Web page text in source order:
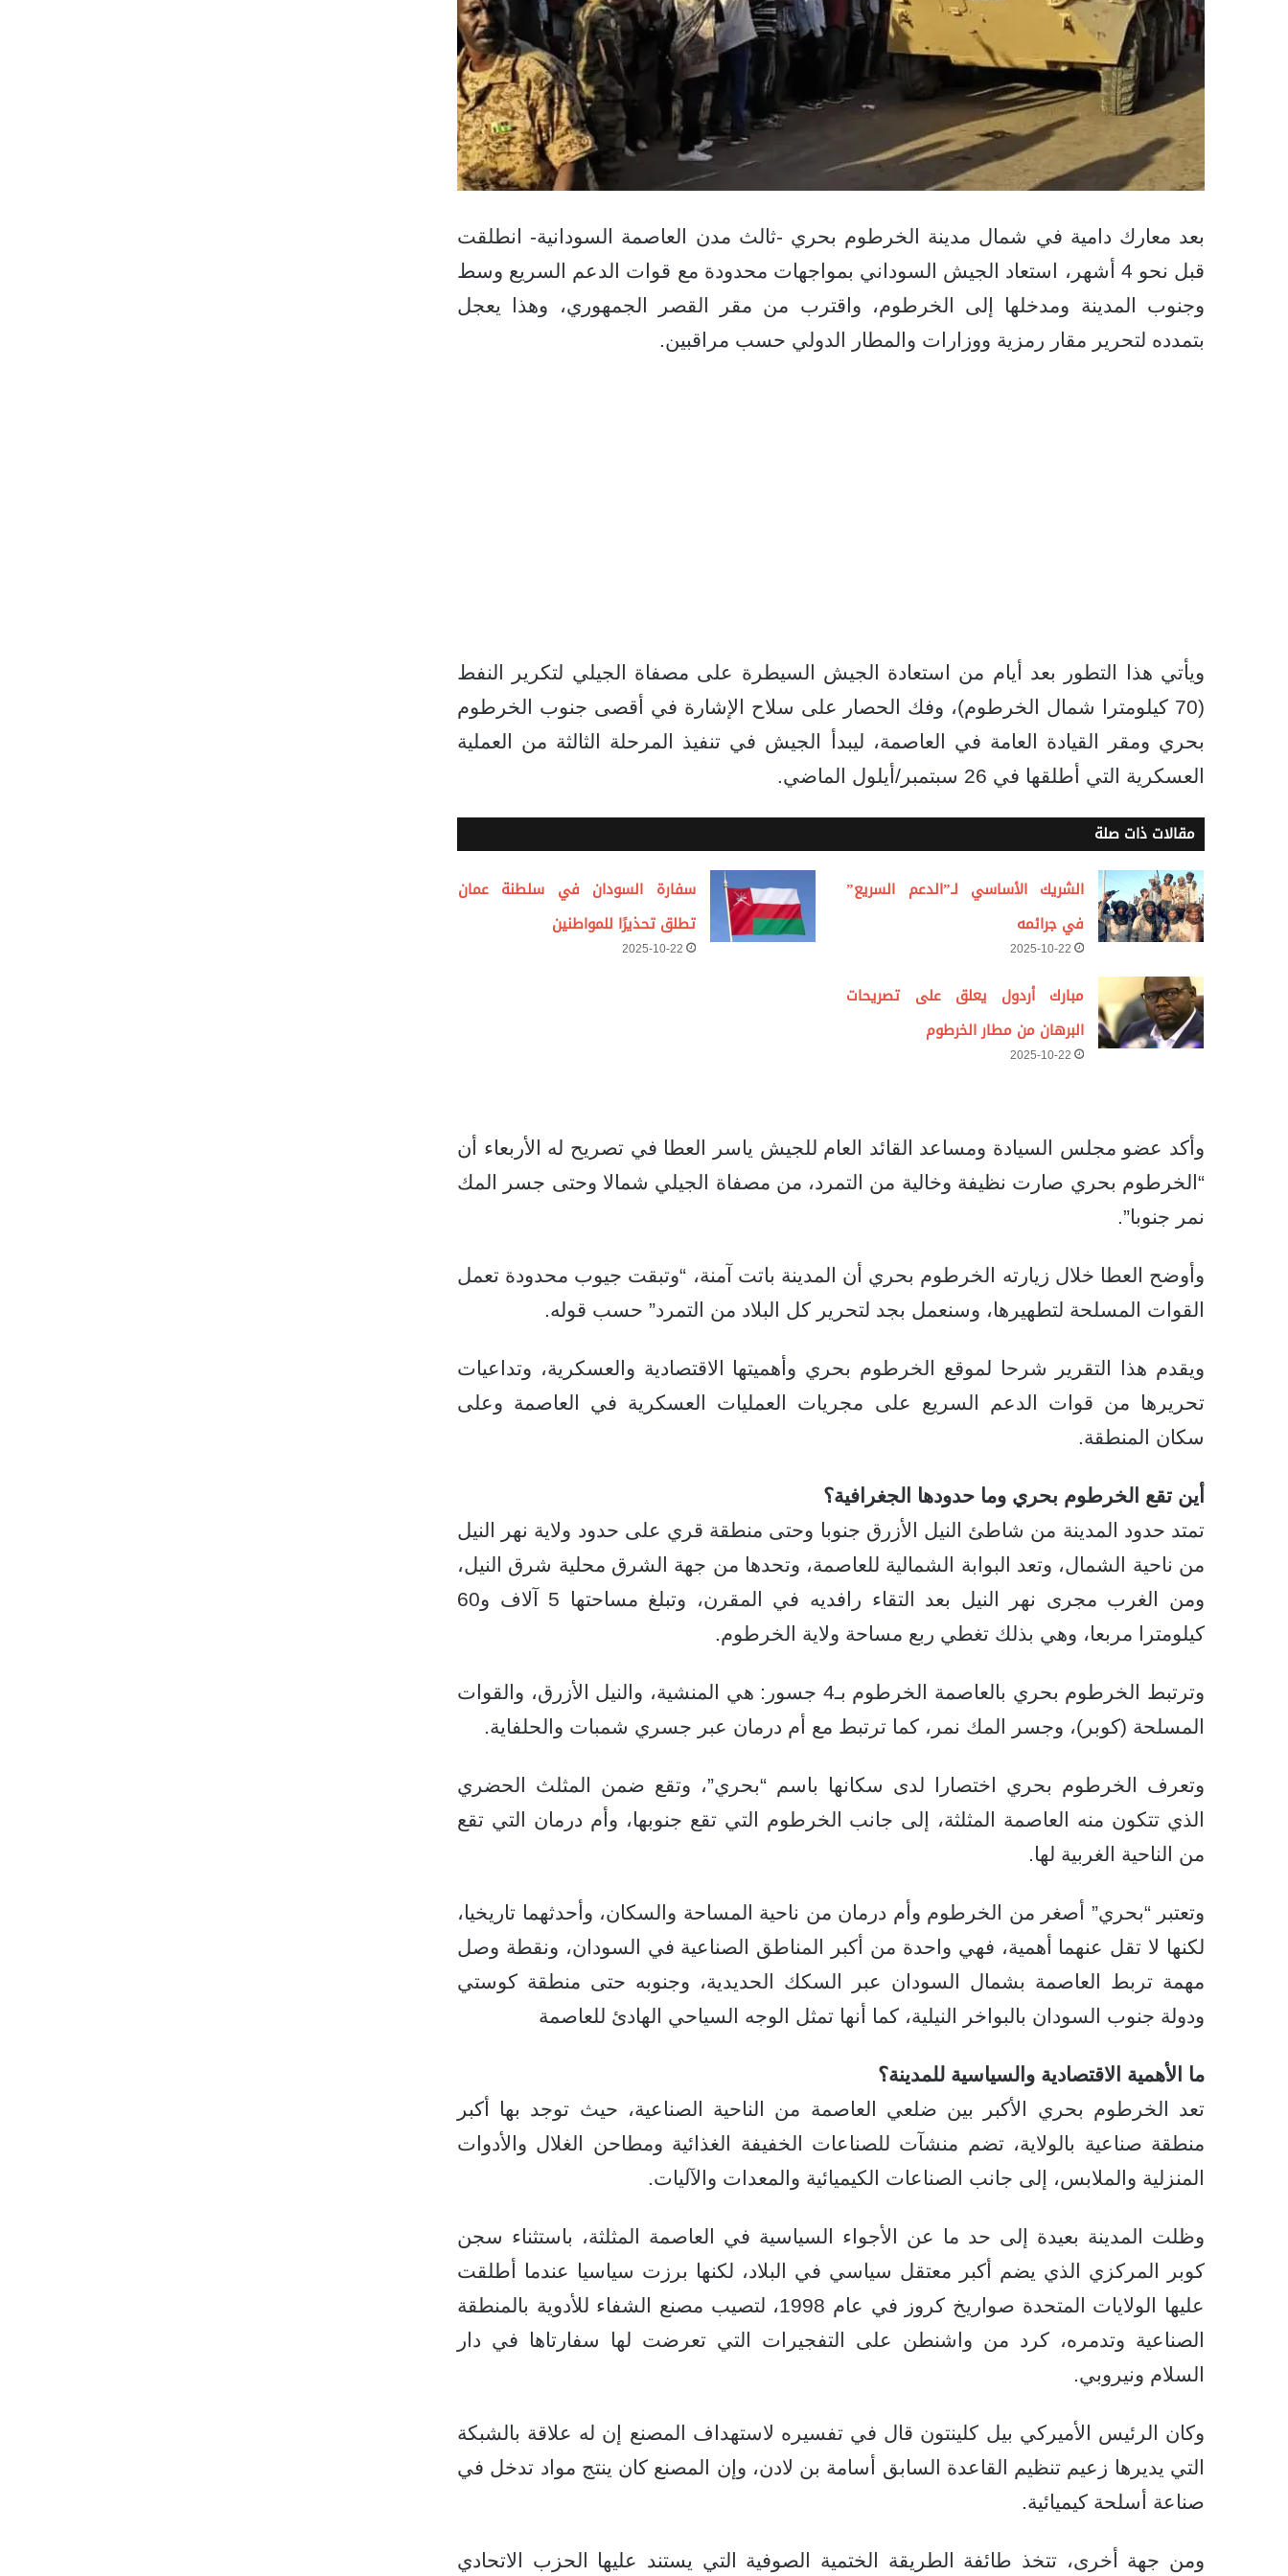
بعد معارك دامية في شمال مدينة الخرطوم بحري -ثالث مدن العاصمة السودانية- انطلقت
قبل نحو 4 أشهر، استعاد الجيش السوداني بمواجهات محدودة مع قوات الدعم السريع وسط
وجنوب المدينة ومدخلها إلى الخرطوم، واقترب من مقر القصر الجمهوري، وهذا يعجل
بتمدده لتحرير مقار رمزية ووزارات والمطار الدولي حسب مراقبين.
ويأتي هذا التطور بعد أيام من استعادة الجيش السيطرة على مصفاة الجيلي لتكرير النفط
(70 كيلومترا شمال الخرطوم)، وفك الحصار على سلاح الإشارة في أقصى جنوب الخرطوم
بحري ومقر القيادة العامة في العاصمة، ليبدأ الجيش في تنفيذ المرحلة الثالثة من العملية
العسكرية التي أطلقها في 26 سبتمبر/أيلول الماضي.
مقالات ذات صلة
الشريك الأساسي لـ”الدعم السريع”
في جرائمه
2025-10-22
سفارة السودان في سلطنة عمان
تطلق تحذيرًا للمواطنين
2025-10-22
مبارك أردول يعلق على تصريحات
البرهان من مطار الخرطوم
2025-10-22
وأكد عضو مجلس السيادة ومساعد القائد العام للجيش ياسر العطا في تصريح له الأربعاء أن
“الخرطوم بحري صارت نظيفة وخالية من التمرد، من مصفاة الجيلي شمالا وحتى جسر المك
نمر جنوبا”.
وأوضح العطا خلال زيارته الخرطوم بحري أن المدينة باتت آمنة، “وتبقت جيوب محدودة تعمل
القوات المسلحة لتطهيرها، وسنعمل بجد لتحرير كل البلاد من التمرد” حسب قوله.
ويقدم هذا التقرير شرحا لموقع الخرطوم بحري وأهميتها الاقتصادية والعسكرية، وتداعيات
تحريرها من قوات الدعم السريع على مجريات العمليات العسكرية في العاصمة وعلى
سكان المنطقة.
أين تقع الخرطوم بحري وما حدودها الجغرافية؟
تمتد حدود المدينة من شاطئ النيل الأزرق جنوبا وحتى منطقة قري على حدود ولاية نهر النيل
من ناحية الشمال، وتعد البوابة الشمالية للعاصمة، وتحدها من جهة الشرق محلية شرق النيل،
ومن الغرب مجرى نهر النيل بعد التقاء رافديه في المقرن، وتبلغ مساحتها 5 آلاف و60
كيلومترا مربعا، وهي بذلك تغطي ربع مساحة ولاية الخرطوم.
وترتبط الخرطوم بحري بالعاصمة الخرطوم بـ4 جسور: هي المنشية، والنيل الأزرق، والقوات
المسلحة (كوبر)، وجسر المك نمر، كما ترتبط مع أم درمان عبر جسري شمبات والحلفاية.
وتعرف الخرطوم بحري اختصارا لدى سكانها باسم “بحري”، وتقع ضمن المثلث الحضري
الذي تتكون منه العاصمة المثلثة، إلى جانب الخرطوم التي تقع جنوبها، وأم درمان التي تقع
من الناحية الغربية لها.
وتعتبر “بحري” أصغر من الخرطوم وأم درمان من ناحية المساحة والسكان، وأحدثهما تاريخيا،
لكنها لا تقل عنهما أهمية، فهي واحدة من أكبر المناطق الصناعية في السودان، ونقطة وصل
مهمة تربط العاصمة بشمال السودان عبر السكك الحديدية، وجنوبه حتى منطقة كوستي
ودولة جنوب السودان بالبواخر النيلية، كما أنها تمثل الوجه السياحي الهادئ للعاصمة
ما الأهمية الاقتصادية والسياسية للمدينة؟
تعد الخرطوم بحري الأكبر بين ضلعي العاصمة من الناحية الصناعية، حيث توجد بها أكبر
منطقة صناعية بالولاية، تضم منشآت للصناعات الخفيفة الغذائية ومطاحن الغلال والأدوات
المنزلية والملابس، إلى جانب الصناعات الكيميائية والمعدات والآليات.
وظلت المدينة بعيدة إلى حد ما عن الأجواء السياسية في العاصمة المثلثة، باستثناء سجن
كوبر المركزي الذي يضم أكبر معتقل سياسي في البلاد، لكنها برزت سياسيا عندما أطلقت
عليها الولايات المتحدة صواريخ كروز في عام 1998، لتصيب مصنع الشفاء للأدوية بالمنطقة
الصناعية وتدمره، كرد من واشنطن على التفجيرات التي تعرضت لها سفارتاها في دار
السلام ونيروبي.
وكان الرئيس الأميركي بيل كلينتون قال في تفسيره لاستهداف المصنع إن له علاقة بالشبكة
التي يديرها زعيم تنظيم القاعدة السابق أسامة بن لادن، وإن المصنع كان ينتج مواد تدخل في
صناعة أسلحة كيميائية.
ومن جهة أخرى، تتخذ طائفة الطريقة الختمية الصوفية التي يستند عليها الحزب الاتحادي